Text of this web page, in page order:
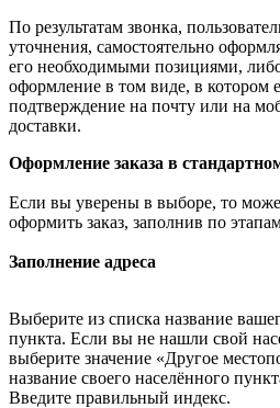
По результатам звонка,
уточнения, самостоятельно
его необходимыми позициями,
оформление в том виде, в котором
подтверждение на почту или на
доставки.
Оформление заказа в
Если вы уверены в выборе, то
оформить заказ, заполнив по
Заполнение адреса
Выберите из списка название
пункта. Если вы не нашли свой
выберите значение «Другое
название своего населённого
Введите правильный индекс.